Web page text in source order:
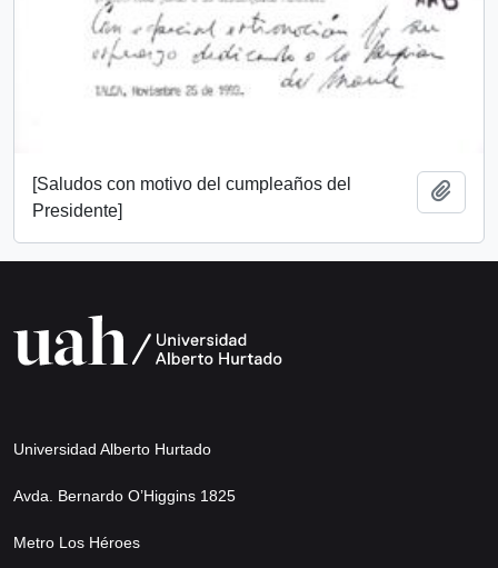
[Saludos con motivo del cumpleaños del
Presidente]
Universidad Alberto Hurtado
Avda. Bernardo O’Higgins 1825
Metro Los Héroes